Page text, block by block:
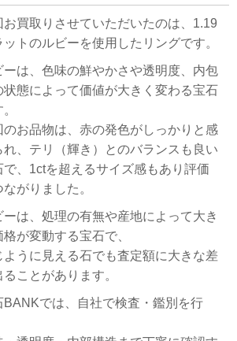
お買取りさせていただいたのは、1.19
ットのルビーを使用したリングです。
ーは、色味の鮮やかさや透明度、内包
状態によって価値が大きく変わる宝石
のお品物は、赤の発色がしっかりと感
れ、テリ（輝き）とのバランスも良い
で、1ctを超えるサイズ感もあり評価
ながりました。
ーは、処理の有無や産地によって大き
格が変動する宝石で、
ように見える石でも査定額に大きな差
ることがあります。
BANKでは、自社で検査・鑑別を行